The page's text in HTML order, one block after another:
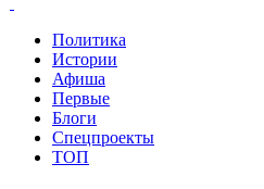
Политика
Истории
Афиша
Первые
Блоги
Спецпроекты
ТОП